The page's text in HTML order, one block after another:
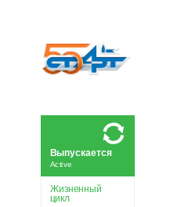
Жизненный
цикл
Active
Выпускается